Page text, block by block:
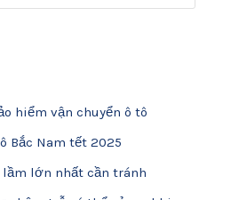
hiểm vận chuyển ô tô
Bắc Nam tết 2025
lầm lớn nhất cần tránh